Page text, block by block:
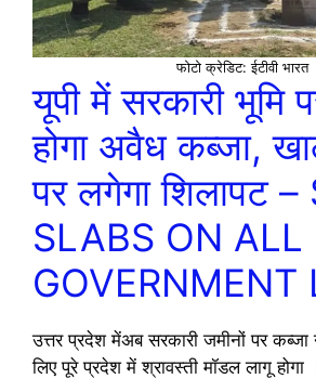
फोटो क्रेडिट: ईटीवी भारत
यूपी में सरकारी भूमि
होगा अवैध कब्जा,
पर लगेगा शिलापट
SLABS ON ALL
GOVERNMENT
उत्तर प्रदेश मेंअब सरकारी जमीनों पर
लिए पूरे प्रदेश में श्रावस्ती मॉडल लागू